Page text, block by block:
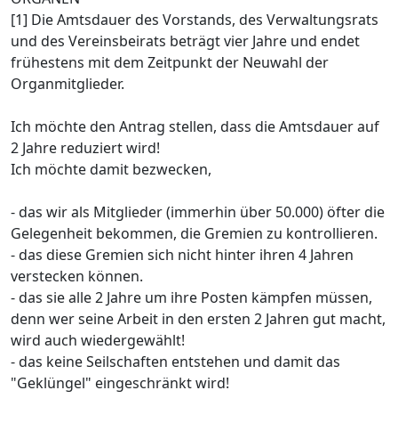
[1] Die Amtsdauer des Vorstands, des Verwaltungsrats
und des Vereinsbeirats beträgt vier Jahre und endet
frühestens mit dem Zeitpunkt der Neuwahl der
Organmitglieder.
Ich möchte den Antrag stellen, dass die Amtsdauer auf
2 Jahre reduziert wird!
Ich möchte damit bezwecken,
- das wir als Mitglieder (immerhin über 50.000) öfter die
Gelegenheit bekommen, die Gremien zu kontrollieren.
- das diese Gremien sich nicht hinter ihren 4 Jahren
verstecken können.
- das sie alle 2 Jahre um ihre Posten kämpfen müssen,
denn wer seine Arbeit in den ersten 2 Jahren gut macht,
wird auch wiedergewählt!
- das keine Seilschaften entstehen und damit das
"Geklüngel" eingeschränkt wird!